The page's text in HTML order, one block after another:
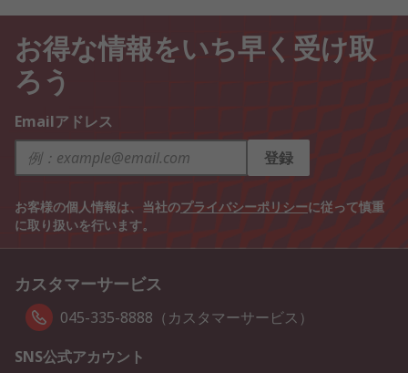
お得な情報をいち早く受け取
ろう
Emailアドレス
登録
お客様の個人情報は、当社のプライバシーポリシーに従って慎重
に取り扱いを行います。
カスタマーサービス
045-335-8888（カスタマーサービス）
SNS公式アカウント